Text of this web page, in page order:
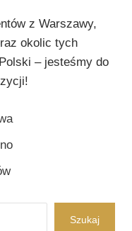
z Warszawy,
okolic tych
– jesteśmy do
Szukaj